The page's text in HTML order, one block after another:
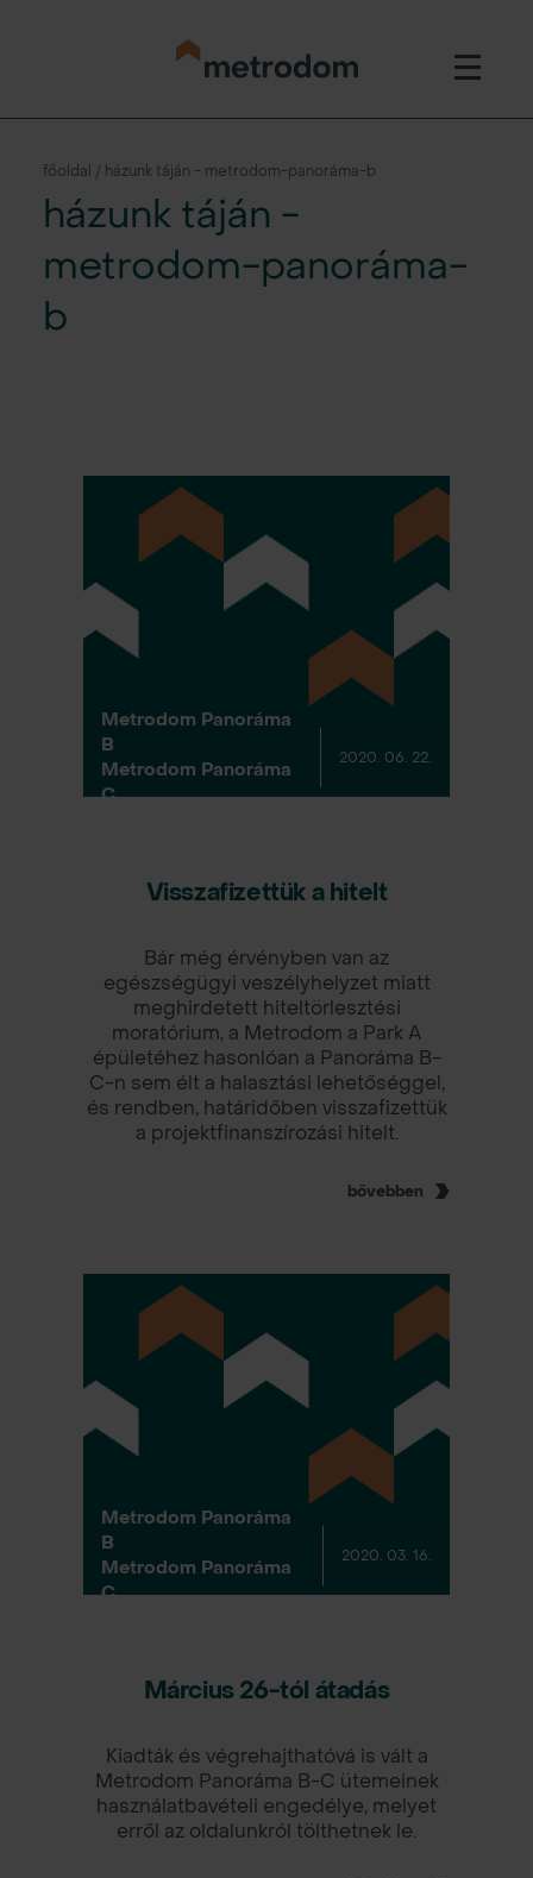
főoldal / házunk táján - metrodom-panoráma-b
házunk táján -
metrodom-panoráma-
b
Metrodom Panoráma
B
Metrodom Panoráma
C
2020. 06. 22.
Visszafizettük a hitelt
Bár még érvényben van az
egészségügyi veszélyhelyzet miatt
meghirdetett hiteltörlesztési
moratórium, a Metrodom a Park A
épületéhez hasonlóan a Panoráma B-
C-n sem élt a halasztási lehetőséggel,
és rendben, határidőben visszafizettük
a projektfinanszírozási hitelt.
bővebben
Metrodom Panoráma
B
Metrodom Panoráma
C
2020. 03. 16.
Március 26-tól átadás
Kiadták és végrehajthatóvá is vált a
Metrodom Panoráma B-C ütemeinek
használatbavételi engedélye, melyet
erről az oldalunkról tölthetnek le.